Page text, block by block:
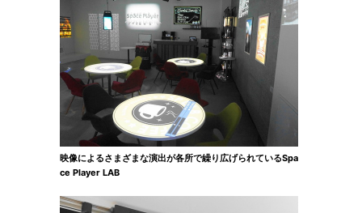
映像によるさまざまな演出が各所で繰り広げられているSpa
ce Player LAB